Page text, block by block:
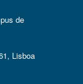
de
Lisboa